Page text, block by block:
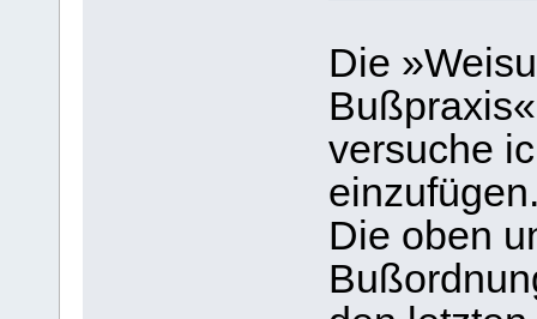
Die
versuche
Die oben